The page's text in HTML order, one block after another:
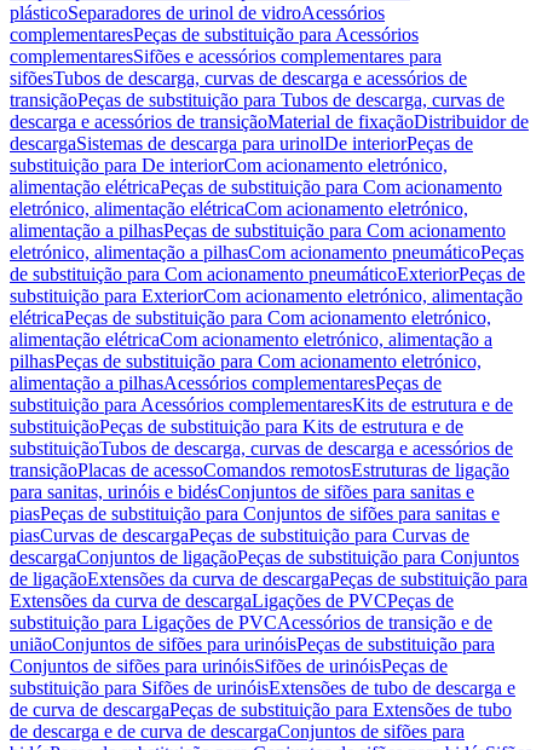
plásticoSeparadores de urinol de vidroAcessórios
complementaresPeças de substituição para Acessórios
complementaresSifões e acessórios complementares para
sifõesTubos de descarga, curvas de descarga e acessórios de
transiçãoPeças de substituição para Tubos de descarga, curvas de
descarga e acessórios de transiçãoMaterial de fixaçãoDistribuidor de
descargaSistemas de descarga para urinolDe interiorPeças de
substituição para De interiorCom acionamento eletrónico,
alimentação elétricaPeças de substituição para Com acionamento
eletrónico, alimentação elétricaCom acionamento eletrónico,
alimentação a pilhasPeças de substituição para Com acionamento
eletrónico, alimentação a pilhasCom acionamento pneumáticoPeças
de substituição para Com acionamento pneumáticoExteriorPeças de
substituição para ExteriorCom acionamento eletrónico, alimentação
elétricaPeças de substituição para Com acionamento eletrónico,
alimentação elétricaCom acionamento eletrónico, alimentação a
pilhasPeças de substituição para Com acionamento eletrónico,
alimentação a pilhasAcessórios complementaresPeças de
substituição para Acessórios complementaresKits de estrutura e de
substituiçãoPeças de substituição para Kits de estrutura e de
substituiçãoTubos de descarga, curvas de descarga e acessórios de
transiçãoPlacas de acessoComandos remotosEstruturas de ligação
para sanitas, urinóis e bidésConjuntos de sifões para sanitas e
piasPeças de substituição para Conjuntos de sifões para sanitas e
piasCurvas de descargaPeças de substituição para Curvas de
descargaConjuntos de ligaçãoPeças de substituição para Conjuntos
de ligaçãoExtensões da curva de descargaPeças de substituição para
Extensões da curva de descargaLigações de PVCPeças de
substituição para Ligações de PVCAcessórios de transição e de
uniãoConjuntos de sifões para urinóisPeças de substituição para
Conjuntos de sifões para urinóisSifões de urinóisPeças de
substituição para Sifões de urinóisExtensões de tubo de descarga e
de curva de descargaPeças de substituição para Extensões de tubo
de descarga e de curva de descargaConjuntos de sifões para